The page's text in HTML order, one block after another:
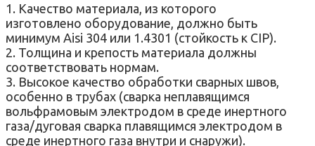
1. Качество материала, из которого
изготовлено оборудование, должно быть
минимум Aisi 304 или 1.4301 (стойкость к CIP).
2. Толщина и крепость материала должны
соответствовать нормам.
3. Высокое качество обработки сварных швов,
особенно в трубах (сварка неплавящимся
вольфрамовым электродом в среде инертного
газа/дуговая сварка плавящимся электродом в
среде инертного газа внутри и снаружи).